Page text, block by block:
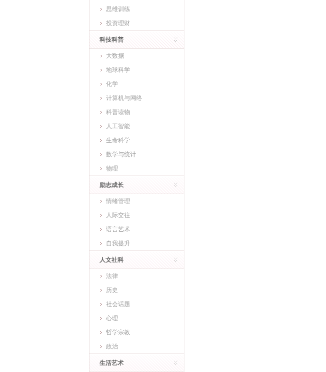
思维训练
投资理财
科技科普
大数据
地球科学
化学
计算机与网络
科普读物
人工智能
生命科学
数学与统计
物理
励志成长
情绪管理
人际交往
语言艺术
自我提升
人文社科
法律
历史
社会话题
心理
哲学宗教
政治
生活艺术